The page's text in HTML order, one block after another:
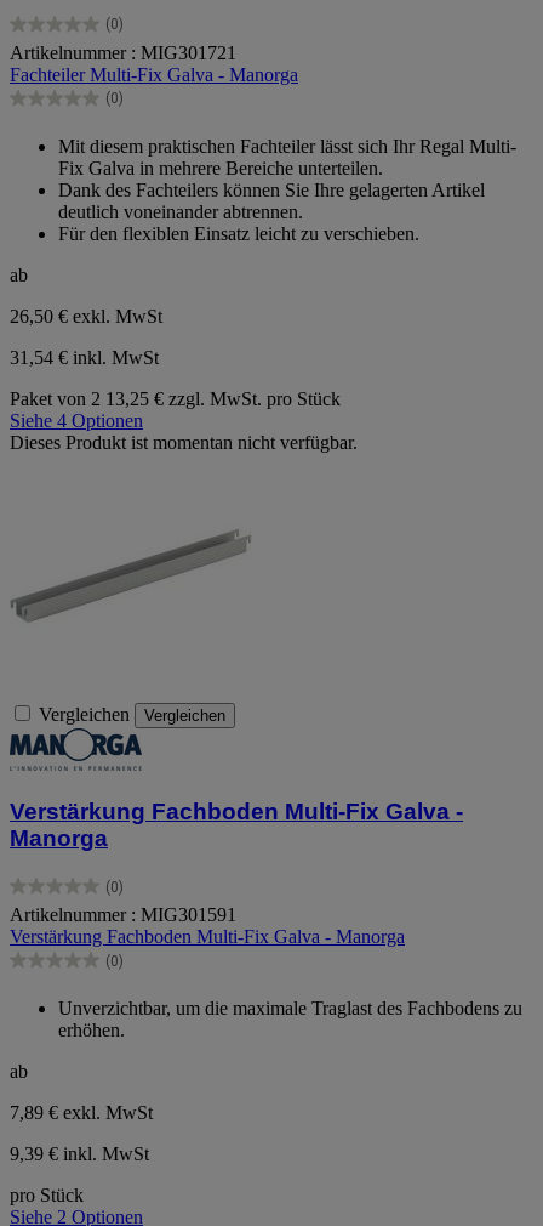
(0)
0.0
von
5
Sternen.
Artikelnummer : MIG301721
Fachteiler Multi-Fix Galva - Manorga
(0)
0.0
Sternen.
Mit diesem praktischen Fachteiler lässt sich Ihr Regal Multi-
Fix Galva in mehrere Bereiche unterteilen.
Dank des Fachteilers können Sie Ihre gelagerten Artikel
deutlich voneinander abtrennen.
Für den flexiblen Einsatz leicht zu verschieben.
ab
26,50 € exkl. MwSt
31,54 € inkl. MwSt
Paket von 2 13,25 € zzgl. MwSt. pro Stück
Siehe 4 Optionen
Dieses Produkt ist momentan nicht verfügbar.
Vergleichen Vergleichen
Verstärkung Fachboden Multi-Fix Galva -
Manorga
(0)
0.0
von
5
Sternen.
Artikelnummer : MIG301591
Verstärkung Fachboden Multi-Fix Galva - Manorga
(0)
0.0
Sternen.
Unverzichtbar, um die maximale Traglast des Fachbodens zu
erhöhen.
ab
7,89 € exkl. MwSt
9,39 € inkl. MwSt
pro Stück
Siehe 2 Optionen